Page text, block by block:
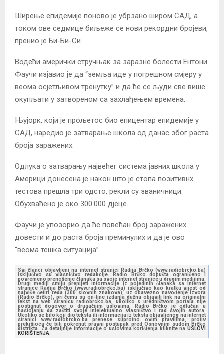
Ширење епидемије поново је убрзано широм САД, а
током ове седмице биљеже се нови рекордни бројеви,
пренио је Би-Би-Си.
Водећи амерички стручњак за заразне болести Ентони
Фаучи изјавио је да “земља иде у погрешном смјеру у
веома осјетљивом тренутку” и да ће се људи све више
окупљати у затвореном са захлађењем времена.
Њујорк, који је прољетос био епицентар епидемије у
САД, наредио је затварање школа од данас због раста
броја заражених.
Одлука о затварању највећег система јавних школа у
Америци донесена је након што је стопа позитивнх
тестова прешла три одсто, рекли су званичници.
Обухваћено је око 300.000 дјеце.
Фаучи је упозорио да ће повећан број заражених
довести и до раста броја преминулих и да је ово
“веома тешка ситуација”.
Svi članci objavljeni na internet stranici Radija Brčko (www.radiobrcko.ba)
isključivo su vlasništvo redakcije. Radio Brčko dopušta ograničeno i
povremeno prenošenje članaka sa svoje internet stranice u drugim medijima.
Drugi mediji smiju prenijeti informacije iz pojedinih članaka sa Internet
stranice Radija Brčko (www.radiobrcko.ba) isključivo kao kratku vijest od
najviše četiri reda (300 slovnih znakova), uz obavezno navođenje izvora
(Radio Brčko), pri čemu su on-line izdanja dužna objaviti link na originalni
tekst na web stranicu radiobrcko.ba, ukoliko s uredništvom portala nije
postignut dogovor o drugačijim uslovima. Radio Brčko je odlučan u
nastojanju da zaštiti svoje intelektualno vlasništvo i rad svojih autora.
Ukoliko se bilo koji dio teksta ili informacija iz teksta objavljenog na internet
stranici www.radiobrcko.ba prenese suprotno ovim pravilima, protiv
prekršioca će biti pokrenut pravni postupak pred Osnovnim sudom Brčko
distrikta. Za detaljnije informacije o uslovima korištenja kliknite na USLOVI
KORIŠTENJA.